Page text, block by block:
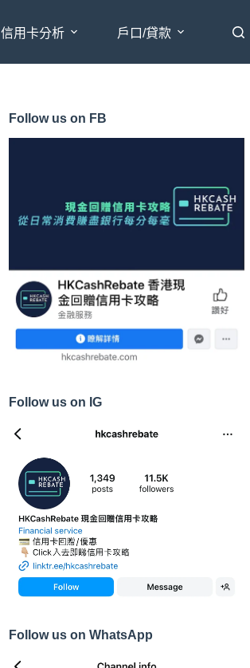
信用卡分析 戶口/貸款
Follow us on FB
Follow us on IG
Follow us on WhatsApp